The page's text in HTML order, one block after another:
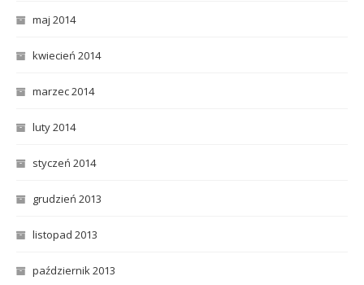
maj 2014
kwiecień 2014
marzec 2014
luty 2014
styczeń 2014
grudzień 2013
listopad 2013
październik 2013